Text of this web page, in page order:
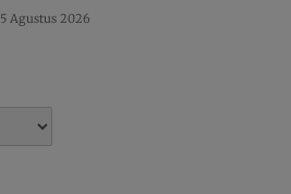
5 Agustus 2026